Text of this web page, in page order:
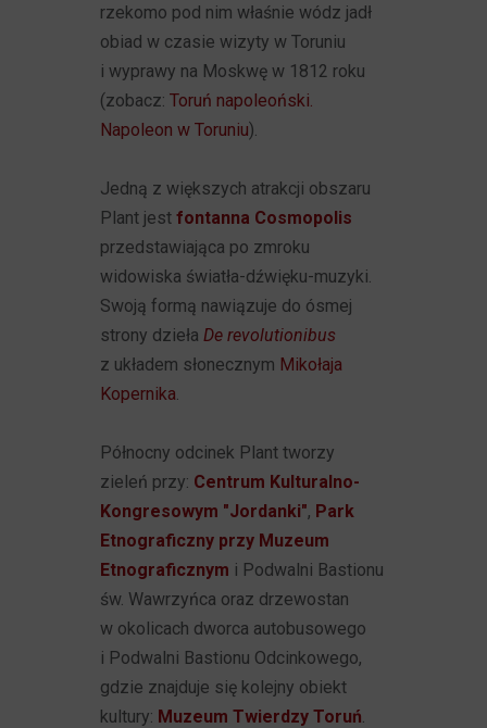
rzekomo pod nim właśnie wódz jadł
obiad w czasie wizyty w Toruniu
i wyprawy na Moskwę w 1812 roku
(zobacz:Toruń napoleoński.
Napoleon w Toruniu).
Jedną z większych atrakcji obszaru
Plant jest fontanna Cosmopolis
przedstawiająca po zmroku
widowiska światła-dźwięku-muzyki.
Swoją formą nawiązuje do ósmej
strony dzieła De revolutionibus
z układem słonecznym Mikołaja
Kopernika
Północny odcinek Plant tworzy
zieleń przy: Centrum Kulturalno-
Kongresowym "Jordanki", Park
Etnograficzny przy Muzeum
Etnograficznym i Podwalni Bastionu
św. Wawrzyńca oraz drzewostan
w okolicach dworca autobusowego
i Podwalni Bastionu Odcinkowego,
gdzie znajduje się kolejny obiekt
kultury: Muzeum Twierdzy Toruń